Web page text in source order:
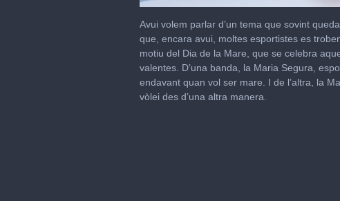
seconds
32
minutes,
58
seconds
0%
Avui volem parlar d’un tema que sovint
que, encara avui, moltes esportistes es
motiu del Dia de la Mare, que se celebra
valentes. D’una banda, la Maria Segura,
endavant quan vol ser mare. I de l’altra, la
vòlei des d’una altra manera.